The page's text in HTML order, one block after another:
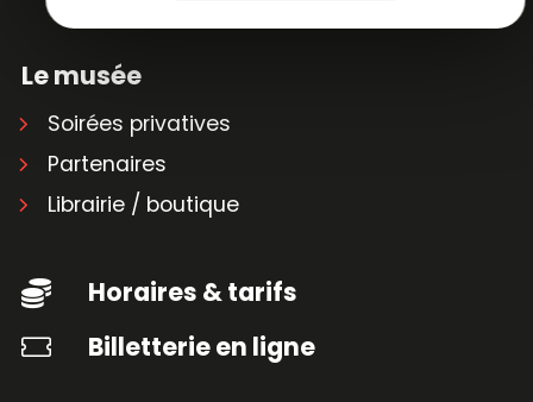
Le musée
Soirées privatives
Partenaires
Librairie / boutique
Horaires & tarifs
Billetterie en ligne